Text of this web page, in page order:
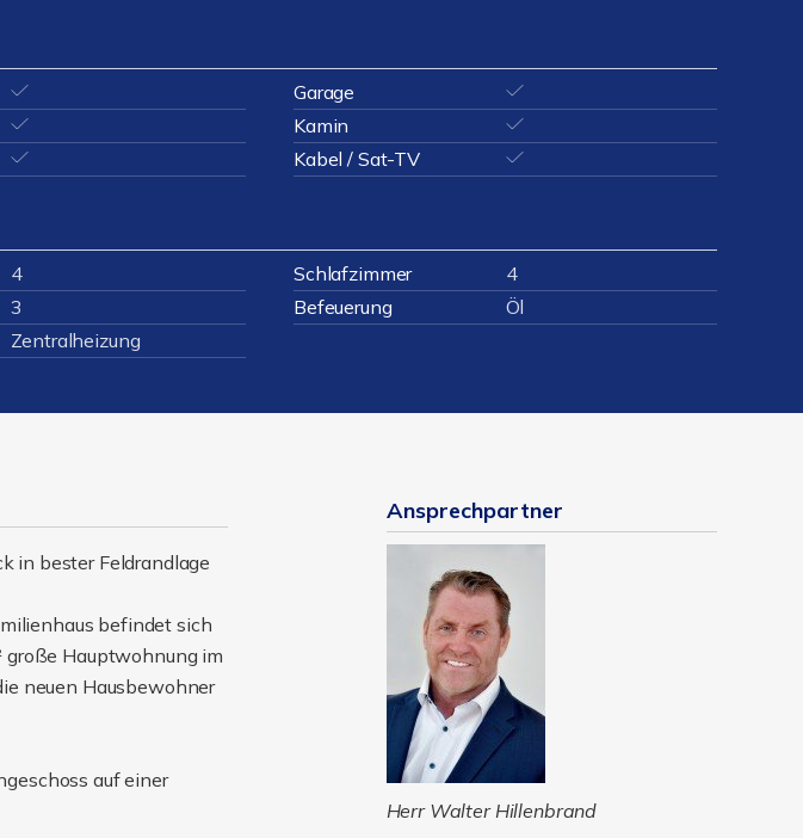
Garage
Kamin
Kabel / Sat-TV
4 Schlafzimmer
4
3 Befeuerung
Öl
Zentralheizung
in bester Feldrandlage
befindet sich
große Hauptwohnung im
neuen Hausbewohner
auf einer
Ansprechpartner
Herr Walter Hillenbrand